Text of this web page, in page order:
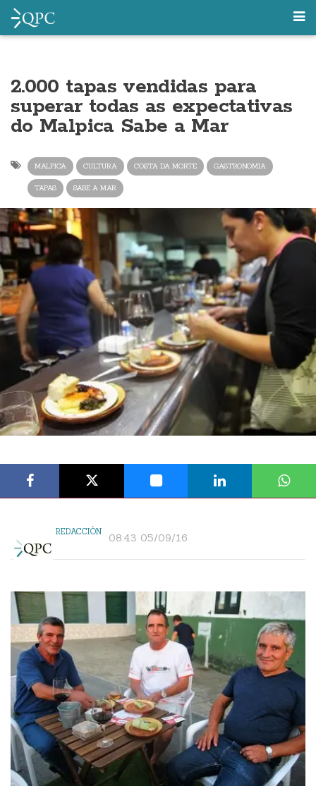
2.000 tapas vendidas para
superar todas as expectativas
do Malpica Sabe a Mar
MALPICA CULTURA COSTA DA MORTE GASTRONOMIA
TAPAS SABE A MAR
REDACCIÓN 08:43 05/09/16